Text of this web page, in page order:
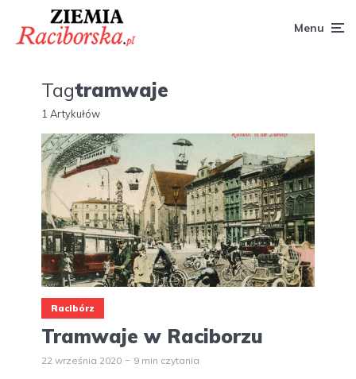
Menu
Tagtramwaje
1 Artykułów
Racibórz
Tramwaje w Raciborzu
22 września 2020 9 min czytania